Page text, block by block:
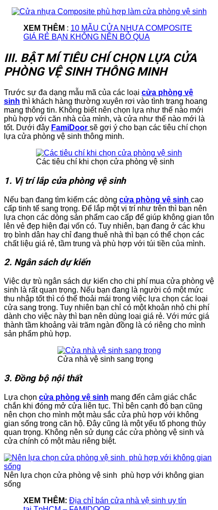
XEM THÊM : 10 MẪU CỬA NHỰA COMPOSITE
GIÁ RẺ BẠN KHÔNG NÊN BỎ QUA
III. BẬT MÍ TIÊU CHÍ CHỌN LỰA CỬA
PHÒNG VỆ SINH THÔNG MINH
Trước sự đa dạng mẫu mã của các loại cửa phòng vệ
sinh thì khách hàng thường xuyên rơi vào tình trạng hoang
mang thông tin. Không biết nên chọn lựa như thế nào mới
phù hợp với căn nhà của mình, và cửa như thế nào mới là
tốt. Dưới đây FamiDoor sẽ gợi ý cho bạn các tiêu chí chọn
lựa cửa phòng vệ sinh thông minh.
Các tiêu chí khi chọn cửa phòng vệ sinh
1. Vị trí lắp cửa phòng vệ sinh
Nếu bạn đang tìm kiếm các dòng cửa phòng vệ sinh cao
cấp tinh tế sang trọng. Để lắp một vị trí như trên thì bạn nên
lựa chọn các dòng sản phẩm cao cấp để giúp không gian tôn
lên vẻ đẹp hiện đại vốn có. Tuy nhiên, bạn đang ở các khu
trọ bình dân hay chỉ đang thuê nhà thì bạn có thể chọn các
chất liệu giá rẻ, tầm trung và phù hợp với túi tiền của mình.
2. Ngân sách dự kiến
Việc dự trù ngân sách dự kiến cho chi phí mua cửa phòng vệ
sinh là rất quan trọng. Nếu bạn đang là người có một mức
thu nhập tốt thì có thể thoải mái trong việc lựa chọn các loại
cửa sang trọng. Tuy nhiên bạn chỉ có một khoản nhỏ chi phí
dành cho việc này thì bạn nên dùng loại giá rẻ. Với mức giá
thành tầm khoảng vài trăm ngàn đồng là có riêng cho mình
sản phẩm phù hợp.
Cửa nhà vệ sinh sang trọng
3. Đồng bộ nội thất
Lựa chọn cửa phòng vệ sinh mang đến cảm giác chắc
chắn khi đóng mở cửa liên tục. Thì bên cạnh đó bạn cũng
nên chọn cho mình một màu sắc cửa phù hợp với không
gian sống trong căn hộ. Đây cũng là một yếu tố phong thủy
quan trọng. Không nên sử dụng các cửa phòng vệ sinh và
cửa chính có một màu riêng biệt.
Nên lựa chọn cửa phòng vệ sinh phù hợp với không gian
sống
XEM THÊM: Địa chỉ bán cửa nhà vệ sinh uy tín